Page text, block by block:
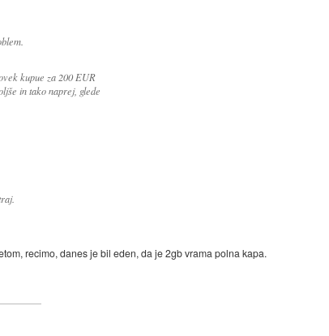
kupue za 200 EUR
in tako naprej, glede
recimo, danes je bil eden, da je 2gb vrama polna kapa.